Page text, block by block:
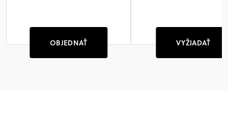
OBJEDNAŤ VYŽIADAŤ